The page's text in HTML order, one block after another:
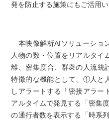
発を防止する施策にもご活用い
本映像解析AIソリューショ
人物の数・位置をリアルタイ
離、密集度合、群衆の人流統
特徴的な機能として、①人と
しアラートする「密接アラ
アルタイムで発見する「密集
の通行者数を表示する「時系